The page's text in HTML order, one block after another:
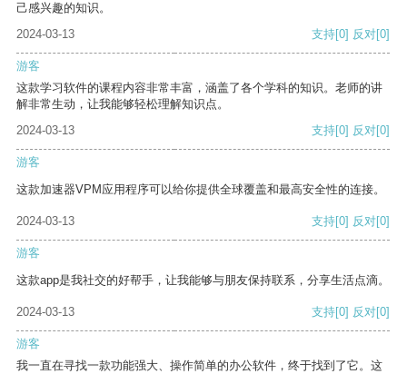
己感兴趣的知识。
2024-03-13
支持[0] 反对[0]
游客
这款学习软件的课程内容非常丰富，涵盖了各个学科的知识。老师的讲
解非常生动，让我能够轻松理解知识点。
2024-03-13
支持[0] 反对[0]
游客
这款加速器VPM应用程序可以给你提供全球覆盖和最高安全性的连接。
2024-03-13 支持[0] 反对[0]
游客
这款app是我社交的好帮手，让我能够与朋友保持联系，分享生活点滴。
2024-03-13 支持[0] 反对[0]
游客
我一直在寻找一款功能强大、操作简单的办公软件，终于找到了它。这